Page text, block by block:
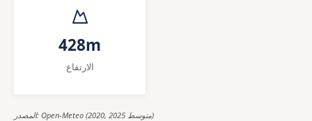
428m
الارتفاع
المصدر: Open-Meteo (2020, 2025 متوسط)